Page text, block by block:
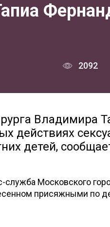
2092
Владимира
действиях
детей,
Московского
присяжными по